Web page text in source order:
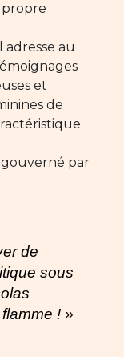
adresse au
et
de
gouverné par
de
sous
! »